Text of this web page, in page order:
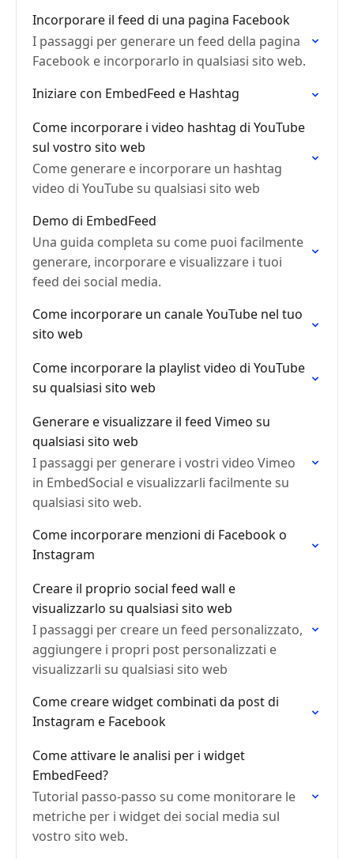
Incorporare il feed di una pagina Facebook
I passaggi per generare un feed della pagina
Facebook e incorporarlo in qualsiasi sito web.
Iniziare con EmbedFeed e Hashtag
Come incorporare i video hashtag di YouTube
sul vostro sito web
Come generare e incorporare un hashtag
video di YouTube su qualsiasi sito web
Demo di EmbedFeed
Una guida completa su come puoi facilmente
generare, incorporare e visualizzare i tuoi
feed dei social media.
Come incorporare un canale YouTube nel tuo
sito web
Come incorporare la playlist video di YouTube
su qualsiasi sito web
Generare e visualizzare il feed Vimeo su
qualsiasi sito web
I passaggi per generare i vostri video Vimeo
in EmbedSocial e visualizzarli facilmente su
qualsiasi sito web.
Come incorporare menzioni di Facebook o
Instagram
Creare il proprio social feed wall e
visualizzarlo su qualsiasi sito web
I passaggi per creare un feed personalizzato,
aggiungere i propri post personalizzati e
visualizzarli su qualsiasi sito web
Come creare widget combinati da post di
Instagram e Facebook
Come attivare le analisi per i widget
EmbedFeed?
Tutorial passo-passo su come monitorare le
metriche per i widget dei social media sul
vostro sito web.